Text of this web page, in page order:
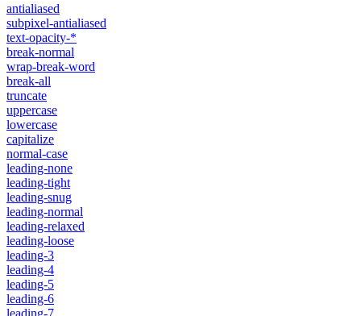
antialiased
subpixel-antialiased
text-opacity-*
break-normal
wrap-break-word
break-all
truncate
uppercase
lowercase
capitalize
normal-case
leading-none
leading-tight
leading-snug
leading-normal
leading-relaxed
leading-loose
leading-3
leading-4
leading-5
leading-6
leading-7